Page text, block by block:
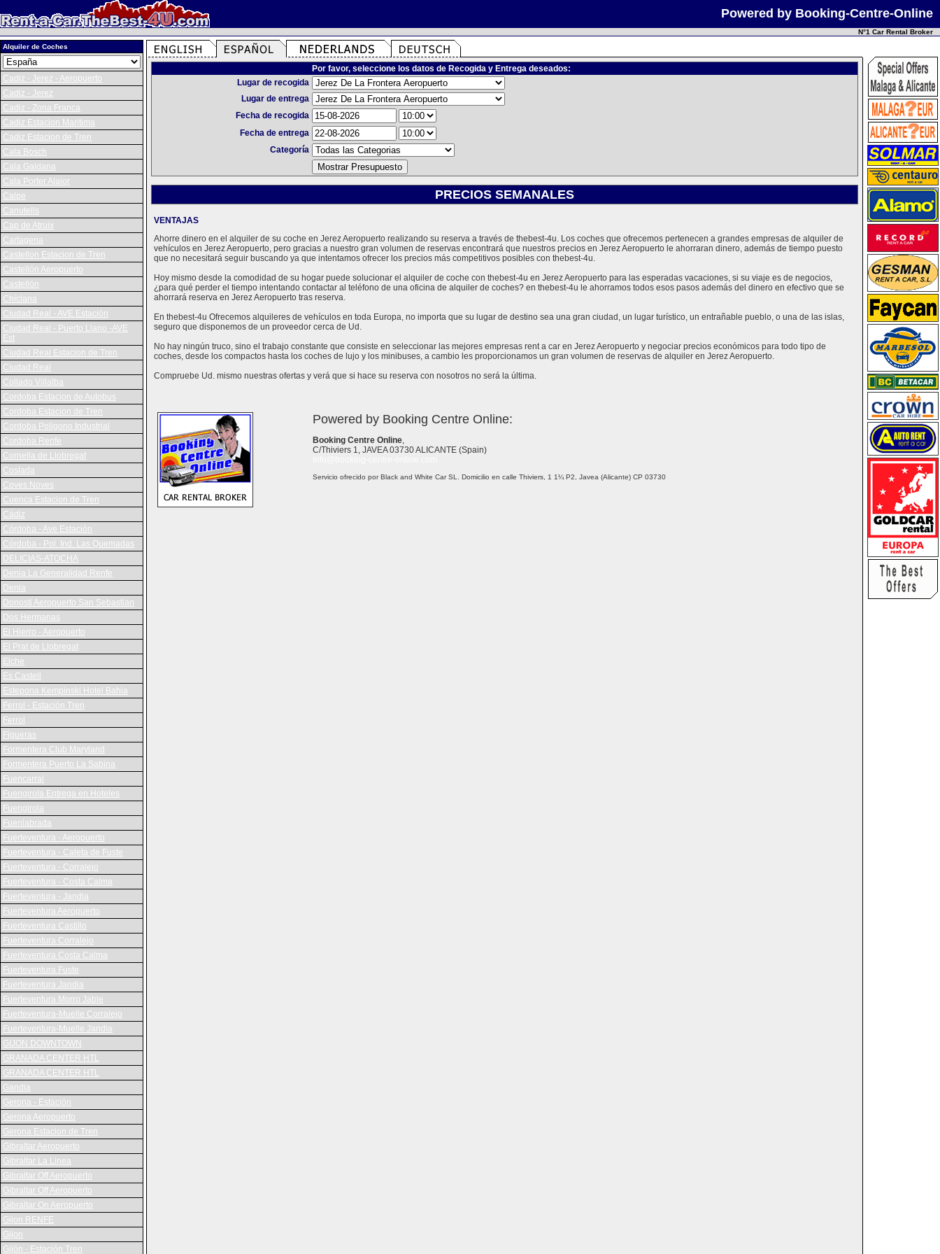
Powered by Booking-Centre-Online
N°1 Car Rental Broker
Alquiler de Coches
Cadiz - Jerez - Aeropuerto
Cadiz - Jerez
Cadiz - Zona Franca
Cadiz Estacion Maritima
Cadiz Estacion de Tren
Cala Bosch
Cala Galdana
Cala Porter Alaior
Calpe
Canutells
Cap de Atruix
Cartagena
Castellon Estacion de Tren
Castellón Aeropuerto
Castellón
Chiclana
Ciudad Real - AVE Estación
Ciudad Real - Puerto Llano -AVE
Est
Ciudad Real Estacion de Tren
Ciudad Real
Collado Villalba
Cordoba Estacion de Autobus
Cordoba Estacion de Tren
Cordoba Poligono Industrial
Cordoba Renfe
Cornella de Llobregat
Coslada
Coves Noves
Cuenca Estacion de Tren
Cádiz
Córdoba - Ave Estación
Córdoba - Pol. Ind. Las Quemadas
DELICIAS-ATOCHA
Denia La Generalidad Renfe
Denia
Donosti Aeropuerto San Sebastian
Dos Hermanas
El Hierro - Aeropuerto
El Prat de Llobregat
Elche
Es Castell
Estepona Kempinski Hotel Bahia
Ferrol - Estación Tren
Ferrol
Figueras
Formentera Club Maryland
Formentera Puerto La Sabina
Fuencarral
Fuengirola Entrega en Hoteles
Fuengirola
Fuenlabrada
Fuerteventura - Aeropuerto
Fuerteventura - Caleta de Fuste
Fuerteventura - Corralejo
Fuerteventura - Costa Calma
Fuerteventura - Jandia
Fuerteventura Aeropuerto
Fuerteventura Castillo
Fuerteventura Corralejo
Fuerteventura Costa Calma
Fuerteventura Fuste
Fuerteventura Jandia
Fuerteventura Morro Jable
Fuerteventura-Muelle Corralejo
Fuerteventura-Muelle Jandia
GIJON DOWNTOWN
GRANADA CENTER HTL
GRANADA CENTER HTL
Gandia
Gerona - Estación
Gerona Aeropuerto
Gerona Estacion de Tren
Gibraltar Aeropuerto
Gibraltar La Linea
Gibraltar Off Aeropuerto
Gibraltar Off Aeropuerto
Gibraltar On Aeropuerto
Gijon RENFE
Gijon
Gijón - Estación Tren
Por favor, seleccione los datos de Recogida y Entrega deseados:
Lugar de recogida
Lugar de entrega
Fecha de recogida
Fecha de entrega
Categoría
PRECIOS SEMANALES
VENTAJAS
Ahorre dinero en el alquiler de su coche en Jerez Aeropuerto realizando su reserva a través de thebest-4u. Los coches que ofrecemos pertenecen a grandes empresas de alquiler de
vehículos en Jerez Aeropuerto, pero gracias a nuestro gran volumen de reservas encontrará que nuestros precios en Jerez Aeropuerto le ahorraran dinero, además de tiempo puesto
que no necesitará seguir buscando ya que intentamos ofrecer los precios más competitivos posibles con thebest-4u.
Hoy mismo desde la comodidad de su hogar puede solucionar el alquiler de coche con thebest-4u en Jerez Aeropuerto para las esperadas vacaciones, si su viaje es de negocios,
¿para qué perder el tiempo intentando contactar al teléfono de una oficina de alquiler de coches? en thebest-4u le ahorramos todos esos pasos además del dinero en efectivo que se
ahorrará reserva en Jerez Aeropuerto tras reserva.
En thebest-4u Ofrecemos alquileres de vehículos en toda Europa, no importa que su lugar de destino sea una gran ciudad, un lugar turístico, un entrañable pueblo, o una de las islas,
seguro que disponemos de un proveedor cerca de Ud.
No hay ningún truco, sino el trabajo constante que consiste en seleccionar las mejores empresas rent a car en Jerez Aeropuerto y negociar precios económicos para todo tipo de
coches, desde los compactos hasta los coches de lujo y los minibuses, a cambio les proporcionamos un gran volumen de reservas de alquiler en Jerez Aeropuerto.
Compruebe Ud. mismo nuestras ofertas y verá que si hace su reserva con nosotros no será la última.
Powered by Booking Centre Online:
Booking Centre Online,
C/Thiviers 1, JAVEA 03730 ALICANTE (Spain)
Servicio ofrecido por Black and White Car SL. Domicilio en calle Thiviers, 1 1¼ P2, Javea (Alicante) CP 03730